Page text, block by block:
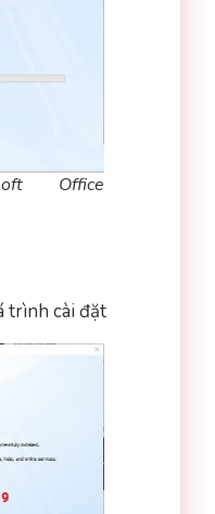
Office
trình cài đặt